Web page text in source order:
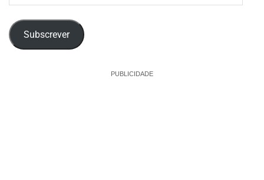
Subscrever
PUBLICIDADE